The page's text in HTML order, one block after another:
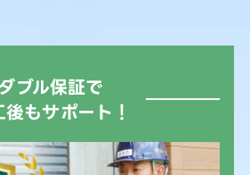
ダブル保証で
後もサポート！